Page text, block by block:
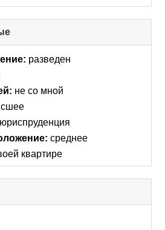
to
collapseразведен
не со мной
юриспруденция
среднее
квартире